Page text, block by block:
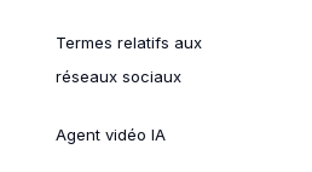
Termes relatifs aux
réseaux sociaux
Agent vidéo IA